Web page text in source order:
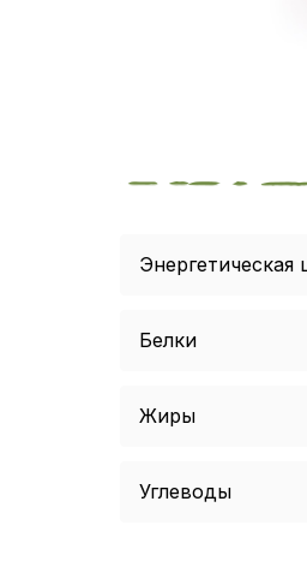
Энергетическая
Белки
Жиры
Углеводы